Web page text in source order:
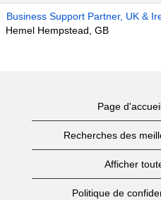
Business Support Partner, UK &
Hemel Hempstead, GB
Page
Recherches des
Afficher
Politique de